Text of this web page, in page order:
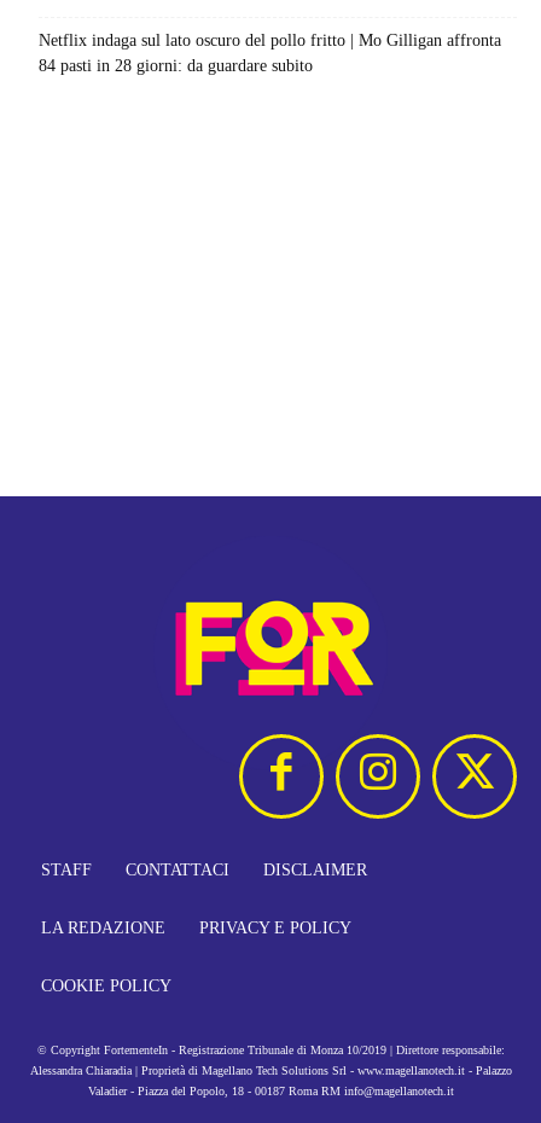
Netflix indaga sul lato oscuro del pollo fritto | Mo Gilligan affronta
84 pasti in 28 giorni: da guardare subito
STAFF CONTATTACI DISCLAIMER
LA REDAZIONE PRIVACY E POLICY
COOKIE POLICY
© Copyright FortementeIn - Registrazione Tribunale di Monza 10/2019 | Direttore responsabile:
Alessandra Chiaradia | Proprietà di Magellano Tech Solutions Srl - www.magellanotech.it - Palazzo
Valadier - Piazza del Popolo, 18 - 00187 Roma RM info@magellanotech.it